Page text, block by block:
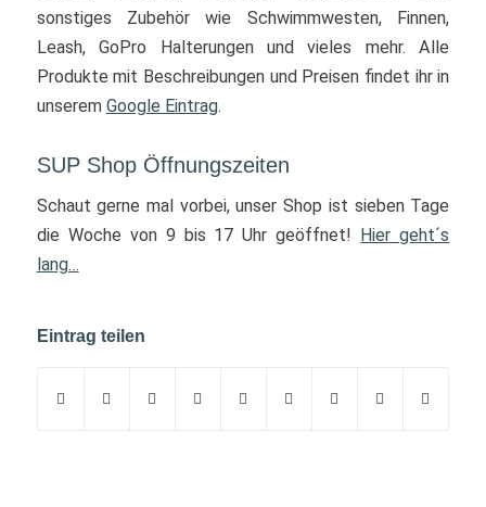
sonstiges Zubehör wie Schwimmwesten, Finnen,
Leash, GoPro Halterungen und vieles mehr. Alle
Produkte mit Beschreibungen und Preisen findet ihr in
unserem Google Eintrag.
SUP Shop Öffnungszeiten
Schaut gerne mal vorbei, unser Shop ist sieben Tage
die Woche von 9 bis 17 Uhr geöffnet!
Hier geht´s
lang…
Eintrag teilen